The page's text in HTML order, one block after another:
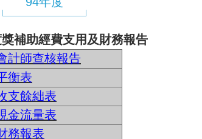
補助經費支用及財務報告
計師查核報告
衡表
支餘絀表
金流量表
務報表